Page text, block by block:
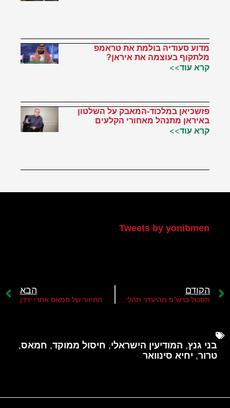
מדוע סעודיה בולמת את טראמפ
מלתקוף בעוצמה את איראן?
קרא עוד>>
פזשכיאן במלכוד-המאבק על השלטון
באיראן מתנהל מאחורי הקלעים
קרא עוד>>
Tweets by yonibmen
הקודם
תסכול ברש"פ מהיעדר תהליך מדיני עם ישראל
הבא
החיזור של חמאס אחרי ירדן
בני גנץ, המודיעין הישראלי, חיסול ממוקד, חמאס,
טרור, יחיא סינוואר